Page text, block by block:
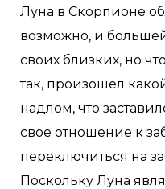
Луна в Скорпионе
возможно, и
своих близких, но
так, произошел
надлом, что
свое отношение к
переключиться на
Поскольку Луна